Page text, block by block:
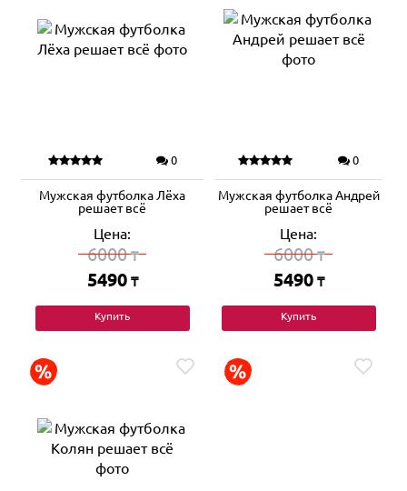
0
Мужская футболка Лёха
решает всё
Цена:
6000₸
5490 ₸
Купить
0
Мужская футболка Андрей
решает всё
Цена:
6000₸
5490 ₸
Купить